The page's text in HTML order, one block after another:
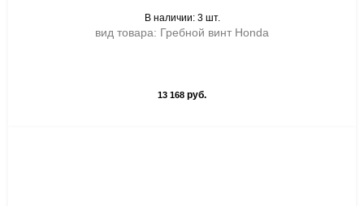
В наличии: 3 шт.
вид товара: Гребной винт Honda
13 168 руб.